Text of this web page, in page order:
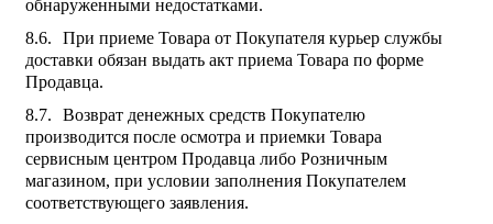
обнаруженными недостатками.
При приеме Товара от Покупателя курьер службы
доставки обязан выдать акт приема Товара по форме
Продавца.
Возврат денежных средств Покупателю
производится после осмотра и приемки Товара
сервисным центром Продавца либо Розничным
магазином, при условии заполнения Покупателем
соответствующего заявления.